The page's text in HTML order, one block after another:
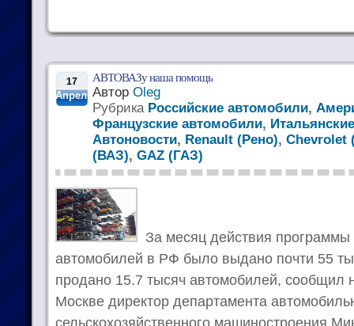
17
Апрель
АВТОВАЗу наша помощь
Автор Oleg
Рубрика Российские автомобили,
Французские автомобили,
Автоновости, Renault (Рено), Chevrolet
(ВАЗ), GAZ (ГАЗ)
За месяц действия программы
автомобилей в РФ было выдано почти 55
продано 15.7 тысяч автомобилей, сообщил
Москве директор департамента
сельскохозяйственного машиностроения